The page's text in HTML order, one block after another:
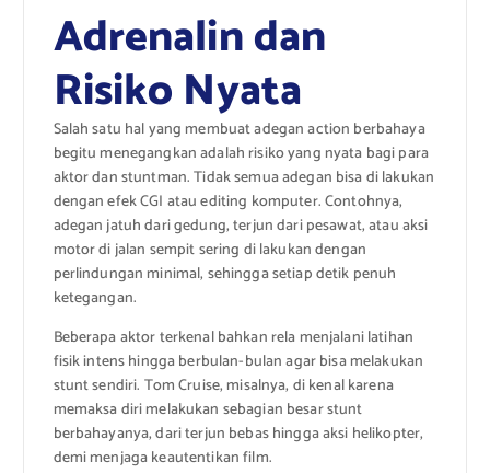
Adrenalin dan
Risiko Nyata
Salah satu hal yang membuat adegan action berbahaya
begitu menegangkan adalah risiko yang nyata bagi para
aktor dan stuntman. Tidak semua adegan bisa di lakukan
dengan efek CGI atau editing komputer. Contohnya,
adegan jatuh dari gedung, terjun dari pesawat, atau aksi
motor di jalan sempit sering di lakukan dengan
perlindungan minimal, sehingga setiap detik penuh
ketegangan.
Beberapa aktor terkenal bahkan rela menjalani latihan
fisik intens hingga berbulan-bulan agar bisa melakukan
stunt sendiri. Tom Cruise, misalnya, di kenal karena
memaksa diri melakukan sebagian besar stunt
berbahayanya, dari terjun bebas hingga aksi helikopter,
demi menjaga keautentikan film.